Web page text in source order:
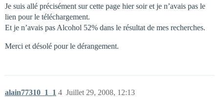
Je suis allé précisément sur cette page hier soir et je n’avais pas le
lien pour le téléchargement.
Et je n’avais pas Alcohol 52% dans le résultat de mes recherches.
Merci et désolé pour le dérangement.
alain77310_1_1 Juillet 29, 2008, 12:13
4